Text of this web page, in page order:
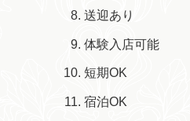
送迎あり
体験入店可能
短期OK
宿泊OK